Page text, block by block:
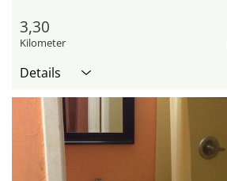
3,30
Kilometer
Details